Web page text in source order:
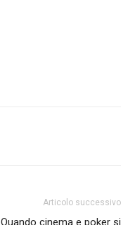
Articolo successivo
Quando cinema e poker si